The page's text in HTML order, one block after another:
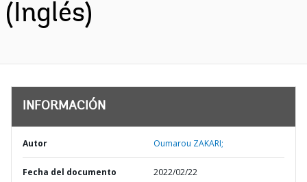
(Inglés)
INFORMACIÓN
Autor Oumarou ZAKARI;
Fecha del documento 2022/02/22